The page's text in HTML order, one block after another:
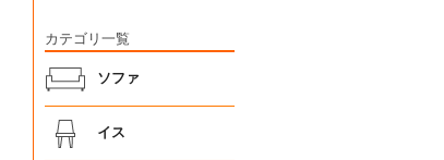
カテゴリ一覧
ソファ
イス